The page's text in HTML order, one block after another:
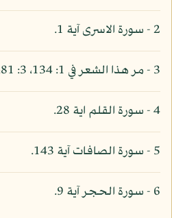
2 - سورة الاسرى آية 1.
3 - مر هذا الشعر في 1: 134، 3: 81، 5: 241، 395.
4 - سورة القلم اية 28.
5 - سورة الصافات آية 143.
6 - سورة الحجر آية 9.